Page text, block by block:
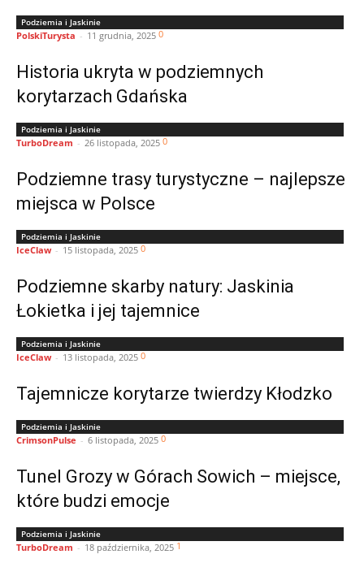
Podziemia i Jaskinie
PolskiTurysta - 11 grudnia, 2025 0
Historia ukryta w podziemnych
korytarzach Gdańska
Podziemia i Jaskinie
TurboDream - 26 listopada, 2025 0
Podziemne trasy turystyczne – najlepsze
miejsca w Polsce
Podziemia i Jaskinie
IceClaw - 15 listopada, 2025 0
Podziemne skarby natury: Jaskinia
Łokietka i jej tajemnice
Podziemia i Jaskinie
IceClaw - 13 listopada, 2025 0
Tajemnicze korytarze twierdzy Kłodzko
Podziemia i Jaskinie
CrimsonPulse - 6 listopada, 2025 0
Tunel Grozy w Górach Sowich – miejsce,
które budzi emocje
Podziemia i Jaskinie
TurboDream - 18 października, 2025 1